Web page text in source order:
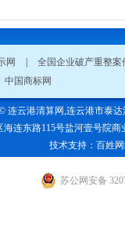
网
全国企业破产重整案
中国商标网
连云港清算网,连云港市泰达
连东路115号盐河壹号院商
技术支持： 百姓
苏公网安备